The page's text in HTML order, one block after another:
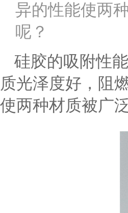
异的性能使两
呢？
硅胶的吸附性
质光泽度好，阻
使两种材质被广